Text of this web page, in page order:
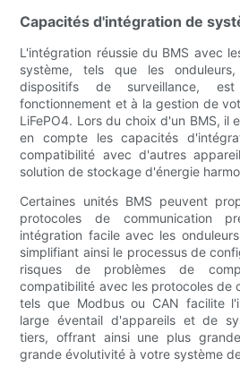
Capacités d'intégration de
L'intégration réussie du BMS avec
système, tels que les
dispositifs de surveillance,
fonctionnement et à la gestion de
LiFePO4. Lors du choix d'un BMS, il
en compte les capacités
compatibilité avec d'autres
solution de stockage d'énergie
Certaines unités BMS peuvent
protocoles de communication
intégration facile avec les
simplifiant ainsi le processus de
risques de problèmes de
compatibilité avec les protocoles de
tels que Modbus ou CAN facilite
large éventail d'appareils et de
tiers, offrant ainsi une plus
grande évolutivité à votre système